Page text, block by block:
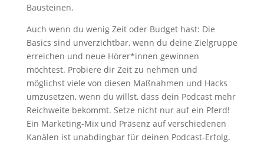
Bausteinen.
Auch wenn du wenig Zeit oder Budget hast: Die
Basics sind unverzichtbar, wenn du deine Zielgruppe
erreichen und neue Hörer*innen gewinnen
möchtest. Probiere dir Zeit zu nehmen und
möglichst viele von diesen Maßnahmen und Hacks
umzusetzen, wenn du willst, dass dein Podcast mehr
Reichweite bekommt. Setze nicht nur auf ein Pferd!
Ein Marketing-Mix und Präsenz auf verschiedenen
Kanälen ist unabdingbar für deinen Podcast-Erfolg.